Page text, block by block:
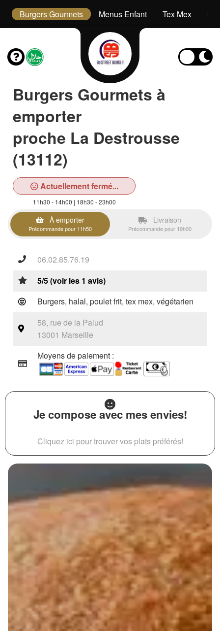
Burgers Gourmets Menus Enfant Tex Mex
Burgers Gourmets à
emporter
proche La Destrousse
(13112)
Actuellement fermé...
11h30 - 14h00 | 18h30 - 23h00
À emporter
Précommande pour 11h50
Livraison
Précommande pour 19h00
06.02.85.76.19
5/5 (voir les 1 avis)
Burgers, halal, poulet frit, tex mex, végétarien
58, rue de la Palud
13001 Marseille
Moyens de paiement :
Je compose avec mes envies!
Cliquez ici pour trouver vos plats préférés!